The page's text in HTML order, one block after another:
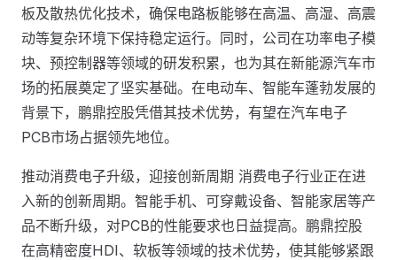
板及散热优化技术，确保电路板能够在高温、高湿、高震
动等复杂环境下保持稳定运行。同时，公司在功率电子模
块、预控制器等领域的研发积累，也为其在新能源汽车市
场的拓展奠定了坚实基础。在电动车、智能车蓬勃发展的
背景下，鹏鼎控股凭借其技术优势，有望在汽车电子
PCB市场占据领先地位。
推动消费电子升级，迎接创新周期 消费电子行业正在进
入新的创新周期。智能手机、可穿戴设备、智能家居等产
品不断升级，对PCB的性能要求也日益提高。鹏鼎控股
在高精密度HDI、软板等领域的技术优势，使其能够紧跟